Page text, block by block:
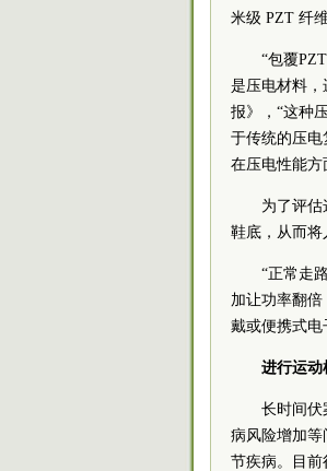
米级 PZT 纤
“包覆
是压电材料，
报》，“这种
于传统的压电
在压电性能方
为了评
鞋底，从而将
“正常走
加让功率翻
戴或便携式电
进行运动
长时间伏
病风险增加
节疾病。目